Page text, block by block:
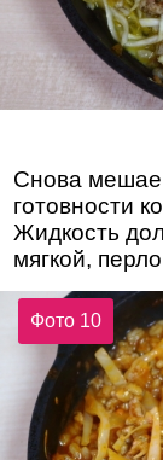
Снова
готовности
Жидкость
мягкой,
Фото 10